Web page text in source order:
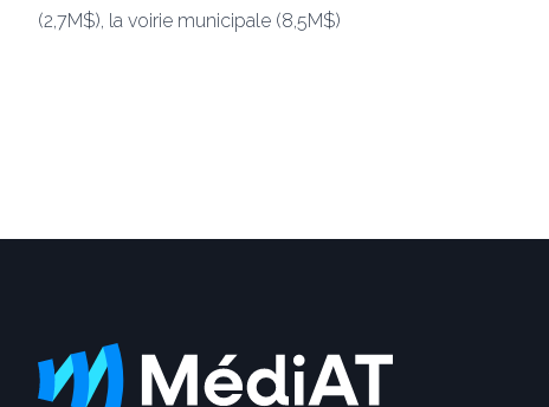
(2,7M$), la voirie municipale (8,5M$)